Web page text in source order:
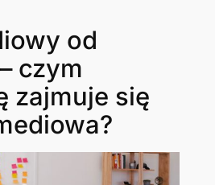
od
czym
zajmuje się